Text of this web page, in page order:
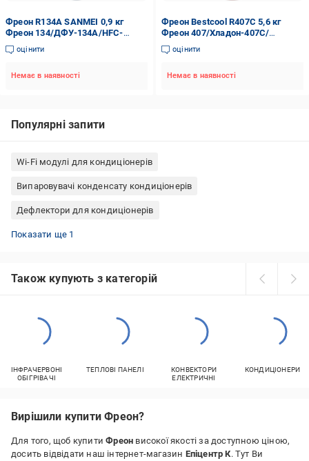
Фреон R134А SANMEI 0,9 кг
Фреон 134/ДФУ-134А/HFC-
134A/Хладон-134А
(00000041550)
оцінити
Немає в наявності
Фреон Bestcool R407C 5,6 кг
Фреон 407/Хладон-407C/
ДФУ-407C/HFC-407 C
(00000044215)
оцінити
Немає в наявності
Популярні запити
Wi-Fi модулі для кондиціонерів
Випаровувачі конденсату кондиціонерів
Дефлектори для кондиціонерів
Насоси для відведення конденсату
Показати ще 1
Також купують з категорій
ІНФРАЧЕРВОНІ
ОБІГРІВАЧІ
ТЕПЛОВІ ПАНЕЛІ
КОНВЕКТОРИ
ЕЛЕКТРИЧНІ
КОНДИЦІОНЕРИ
Вирішили купити Фреон?
Для того, щоб купитиФреон високої якості за доступною ціною,
досить відвідати наш інтернет-магазин Епіцентр К. Тут Ви